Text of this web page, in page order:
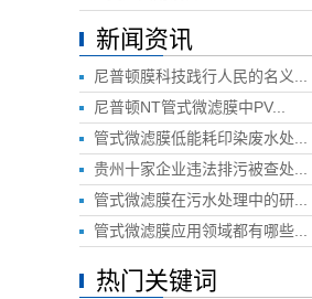
新闻资讯
尼普顿膜科技践行人民的名义...
尼普顿NT管式微滤膜中PV...
管式微滤膜低能耗印染废水处...
贵州十家企业违法排污被查处...
管式微滤膜在污水处理中的研...
管式微滤膜应用领域都有哪些...
热门关键词